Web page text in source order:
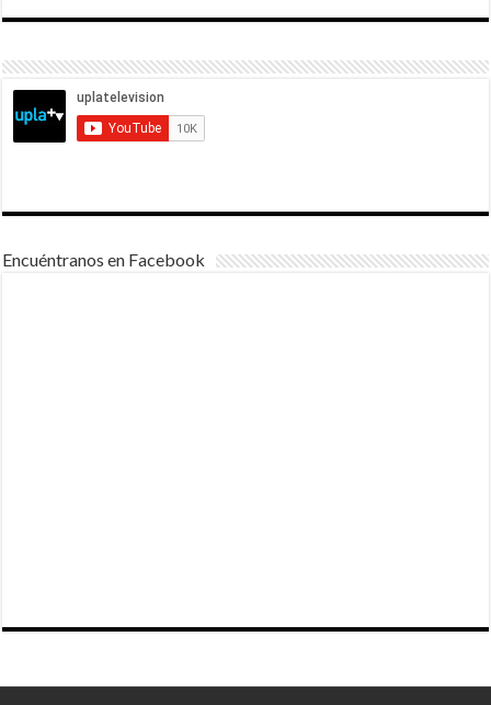
Encuéntranos en Facebook